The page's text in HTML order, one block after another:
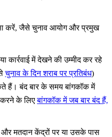
करें, जैसे चुनाव आयोग और प्रमुख
कार्रवाई में देखने की उम्मीद कर रहे
चुनाव के दिन शराब पर प्रतिबंध)
हैं। बंद बार के समय बांगकॉक में
करने के लिएबांगकॉक में जब बार बंद हैं,
और मतदान केंद्रों पर या उसके पास